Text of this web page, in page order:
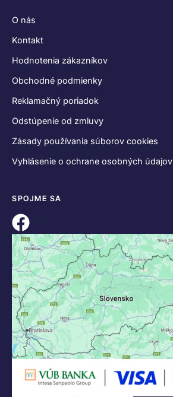
O nás
Kontakt
Hodnotenia zákazníkov
Obchodné podmienky
Reklamačný poriadok
Odstúpenie od zmluvy
Zásady používania súborov cookies
Vyhlásenie o ochrane osobných údajov
SPOJME SA